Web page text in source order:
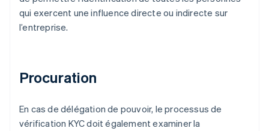
qui exercent une influence directe ou indirecte sur
l’entreprise.
Procuration
En cas de délégation de pouvoir, le processus de
vérification KYC doit également examiner la